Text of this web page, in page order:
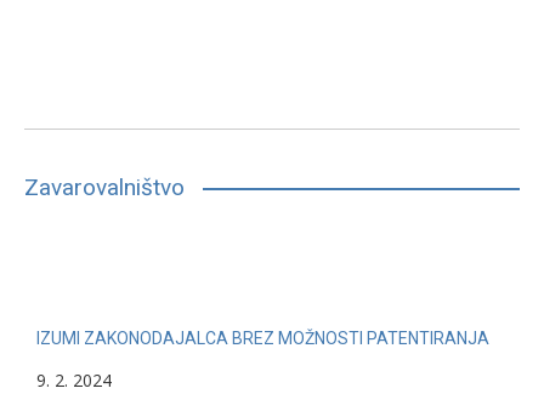
Zavarovalništvo
IZUMI ZAKONODAJALCA BREZ MOŽNOSTI PATENTIRANJA
9. 2. 2024